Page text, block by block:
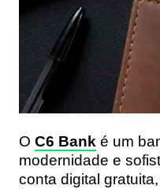
O C6 Bank é um
modernidade e
conta digital